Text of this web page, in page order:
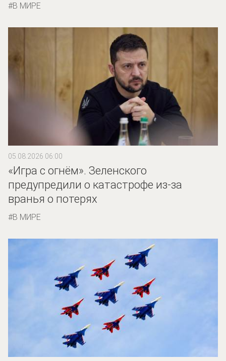
В МИРЕ
05.08.2026 06:00
«Игра с огнём». Зеленского
предупредили о катастрофе из-за
вранья о потерях
В МИРЕ